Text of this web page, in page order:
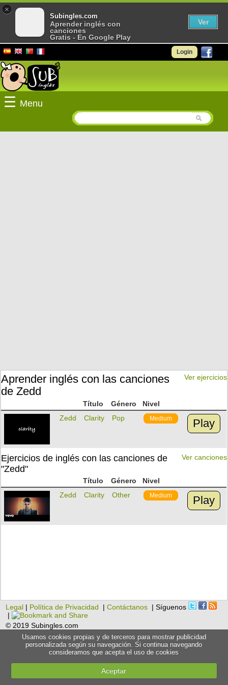
Login
☰ Menu
Ver ejercicios
Aprender inglés con las canciones
de Zedd
Título Género
Nivel
Zedd
Clarity Pop Medium Play
Ver canciones
Ejercicios de inglés con las canciones de
"Zedd"
Título Género
Nivel
Zedd
Clarity Other Medium Play
Legal | Política de Privacidad |Contáctanos | Síguenos
|
© 2019 Subingles.com
Usamos cookies propias y de terceros para mostrar publicidad
personalizada según su navegación. Si continua navegando
consideramos que acepta el uso de cookies
Aceptar
×
Subingles.com
Aprender inglés con
canciones
Gratis - En Google Play
Ver